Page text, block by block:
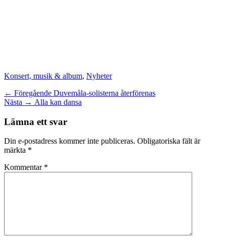
Kategorier
Konsert, musik & album, Nyheter
Inläggsnavigering
← Föregående Föregående
inlägg:
Duvemåla-solisterna återförenas
Nästa → Nästa
Alla kan dansa
Lämna ett svar
Din e-postadress kommer inte publiceras. Obligatoriska fält är
märkta *
Kommentar *